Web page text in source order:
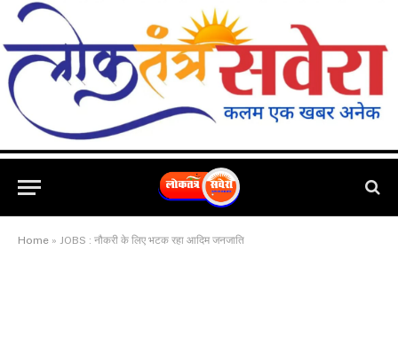
Home » JOBS : नौकरी के लिए भटक रहा आदिम जनजाति